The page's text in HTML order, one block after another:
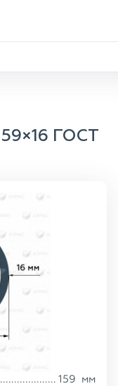
ГОСТ
159 мм